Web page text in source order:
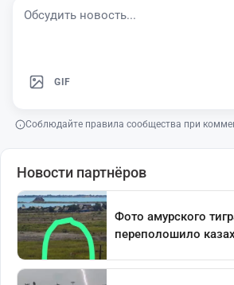
GIF
Соблюдайте правила сообщества при